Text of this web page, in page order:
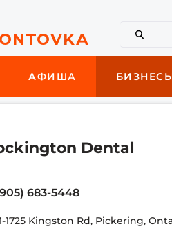
АФИША
Dental
683-5448
1725 Kingston Rd, Pickering,